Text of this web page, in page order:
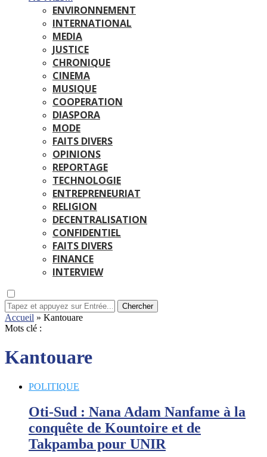
ENVIRONNEMENT
INTERNATIONAL
MEDIA
JUSTICE
CHRONIQUE
CINEMA
MUSIQUE
COOPERATION
DIASPORA
MODE
FAITS DIVERS
OPINIONS
REPORTAGE
TECHNOLOGIE
ENTREPRENEURIAT
RELIGION
DECENTRALISATION
CONFIDENTIEL
FAITS DIVERS
FINANCE
INTERVIEW
Chercher
Accueil » Kantouare
Mots clé :
Kantouare
POLITIQUE
Oti-Sud : Nana Adam Nanfame à la
conquête de Kountoire et de
Takpamba pour UNIR